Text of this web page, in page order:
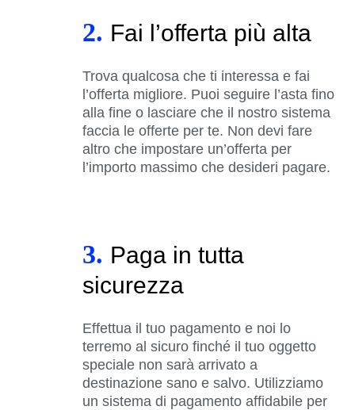
2. Fai l’offerta più alta
Trova qualcosa che ti interessa e fai
l’offerta migliore. Puoi seguire l’asta fino
alla fine o lasciare che il nostro sistema
faccia le offerte per te. Non devi fare
altro che impostare un’offerta per
l’importo massimo che desideri pagare.
3. Paga in tutta
sicurezza
Effettua il tuo pagamento e noi lo
terremo al sicuro finché il tuo oggetto
speciale non sarà arrivato a
destinazione sano e salvo. Utilizziamo
un sistema di pagamento affidabile per